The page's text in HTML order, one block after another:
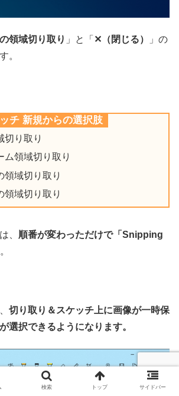
領域切り取り 」と「 ✕（閉じる）
」の
。
チ 新規からの選択肢
切り取り
ム領域切り取り
領域切り取り
領域切り取り
、 順番が変わっただけで「Snipping
切り取り＆スケッチ上に画像が一時保
選択できるようになります。
検索 トップ サイドバー